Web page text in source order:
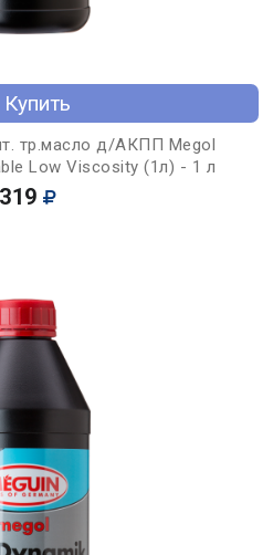
Купить
тр.масло д/АКПП Megol
Low Viscosity (1л) - 1 л